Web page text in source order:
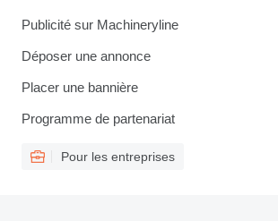
Publicité sur Machineryline
Déposer une annonce
Placer une bannière
Programme de partenariat
Pour les entreprises